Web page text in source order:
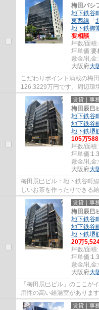
梅田パシ
地下鉄谷
東西線 「
地下鉄御
要相談
坪数/面積:
坪単価:要
敷金/礼金:
大阪府大
こだわりポイント満載の梅
126.3229万円です。周辺環
歩3分で利用できる駅があ
賃貸｜事
梅田辰巳
地下鉄谷
地下鉄谷
地下鉄堺
105万588
坪数/面積:
坪単価:
敷金/礼金:
大阪府大
梅田辰巳ビル：地下鉄谷町
しいお茶を作ったりできる
物内の移動も円滑です。駅
賃貸｜事
梅田辰巳
地下鉄谷
地下鉄谷
地下鉄堺
20万
坪数/面積:
坪単価:
敷金/礼金:
大阪府大
「梅田辰巳ビル」のここが
用性の高い給湯室がありま
ゼロ円なので、初期費用節
賃貸｜事